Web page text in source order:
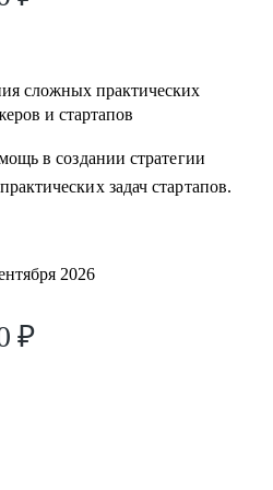
сложных практических
и стартапов
в создании стратегии
задач стартапов.
2026
₽